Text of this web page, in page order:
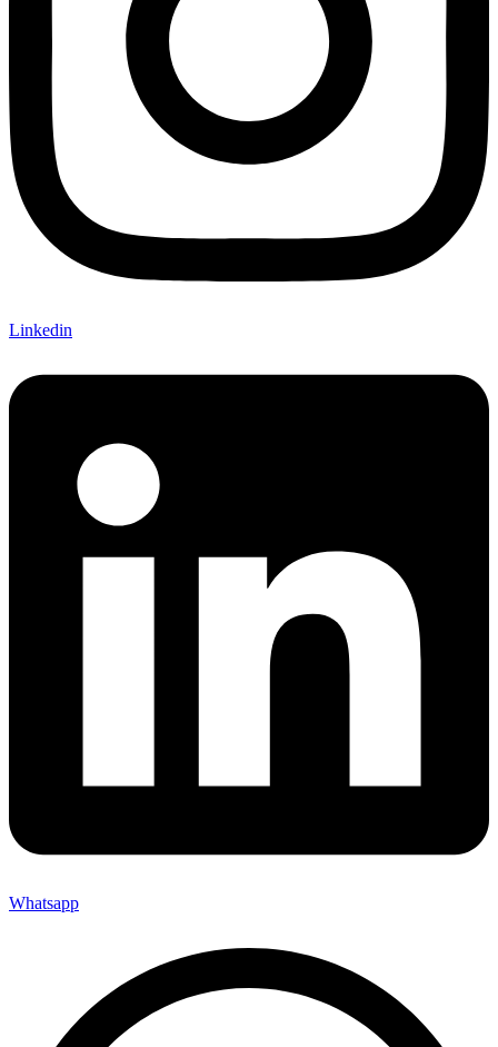
Linkedin
Whatsapp